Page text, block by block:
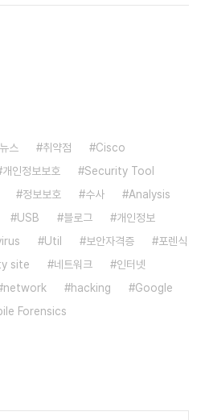
스 취약점
Cisco
개인정보보호
Security Tool
정보보호 수사
Analysis
USB 블로그
개인정보
Util 보안자격증
포렌식
site 네트워크
인터넷
network hacking
Google
Forensics